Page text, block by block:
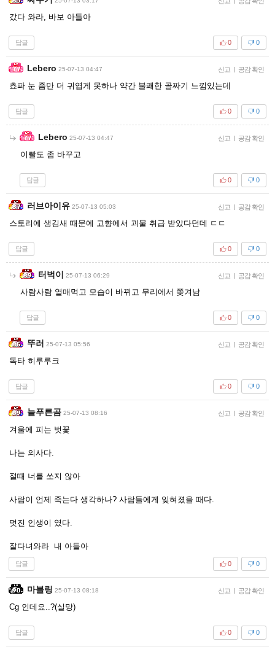
갔다 와라, 바보 아들아
답글 0
0
Lebero 25-07-13 04:47 신고 | 공감 확인
쵸파 눈 좀만 더 귀엽게 못하나 약간 불쾌한 골짜기 느낌있는데
답글 0
0
Lebero 25-07-13 04:47 신고 | 공감 확인
이빨도 좀 바꾸고
답글 0
0
러브아이유 25-07-13 05:03 신고 | 공감 확인
스토리에 생김새 때문에 고향에서 괴물 취급 받았다던데 ㄷㄷ
답글 0
0
터벅이 25-07-13 06:29 신고 | 공감 확인
사람사람 열매먹고 모습이 바뀌고 무리에서 쫒겨남
답글 0
0
뚜러 25-07-13 05:56 신고 | 공감 확인
독타 히루루크
답글 0
0
늘푸른곰 25-07-13 08:16 신고 | 공감 확인
겨울에 피는 벗꽃
나는 의사다.
절때 너를 쏘지 않아
사람이 언제 죽는다 생각하나? 사람들에게 잊혀졌을 때다.
멋진 인생이 였다.
잘다녀와라 내 아들아
답글 0
0
마블링 25-07-13 08:18 신고 | 공감 확인
Cg 인데요..?(실망)
답글 0
0